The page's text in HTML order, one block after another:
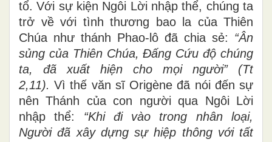
người được ơn trở về trong cung lòng
Thiên Chúa, vốn đã bị xa lìa bởi tội nguyên
tổ. Với sự kiện Ngôi Lời nhập thể, chúng ta
trở về với tình thương bao la của Thiên
Chúa như thánh Phao-lô đã chia sẻ:
Ân
sủng của Thiên Chúa, Đấng Cứu độ chúng
ta, đã xuất hiện cho mọi
người” (Tt
2,11).
Vì thế văn sĩ Origène đã nói đến sự
nên Thánh của con người qua Ngôi Lời